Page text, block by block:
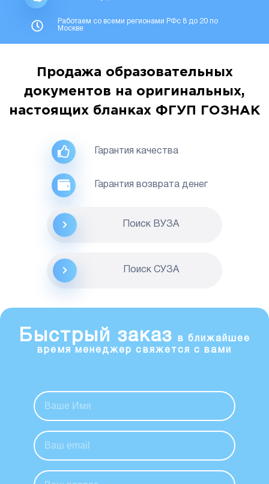
Работаем со всеми регионами РФс 8 до 20 по
Москве
Продажа образовательных
документов на оригинальных,
настоящих бланках ФГУП ГОЗНАК
Гарантия качества
Гарантия возврата денег
Поиск ВУЗА
Поиск CУЗА
Быстрый заказ
в ближайшее
время менеджер свяжется с вами